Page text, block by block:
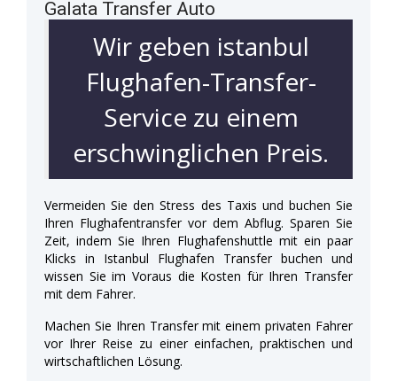
Galata Transfer Auto
Wir geben istanbul
Flughafen-Transfer-
Service zu einem
erschwinglichen Preis.
Vermeiden Sie den Stress des Taxis und buchen Sie
Ihren Flughafentransfer vor dem Abflug. Sparen Sie
Zeit, indem Sie Ihren Flughafenshuttle mit ein paar
Klicks in Istanbul Flughafen Transfer buchen und
wissen Sie im Voraus die Kosten für Ihren Transfer
mit dem Fahrer.
Machen Sie Ihren Transfer mit einem privaten Fahrer
vor Ihrer Reise zu einer einfachen, praktischen und
wirtschaftlichen Lösung.